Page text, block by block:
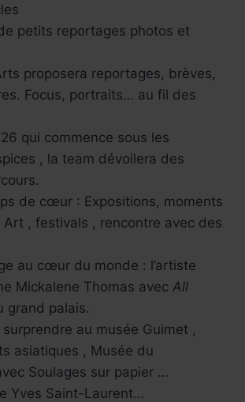
petits reportages photos et
proposera reportages, brèves,
Focus, portraits… au fil des
qui commence sous les
, la team dévoilera des
de cœur : Expositions, moments
, festivals , rencontre avec des
au cœur du monde : l’artiste
Mickalene Thomas avec All
grand palais.
surprendre au musée Guimet ,
asiatiques , Musée du
Soulages sur papier …
Yves Saint-Laurent…